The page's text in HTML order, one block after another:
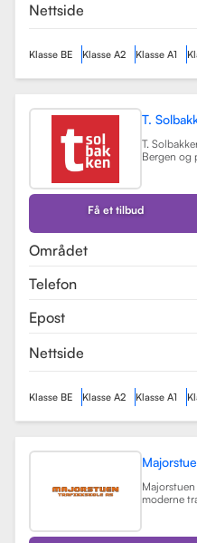
Nettside
Klasse BE Klasse A2 Klasse A1
T.
T.
Bergen og
Skolen
for
Få et tilbud
Området
Telefon
Epost
Nettside
Klasse BE Klasse A2 Klasse A1
Majorstuen
moderne
etablert i